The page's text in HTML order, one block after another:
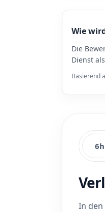
Wie
Die
Dienst
Basierend
6h
In